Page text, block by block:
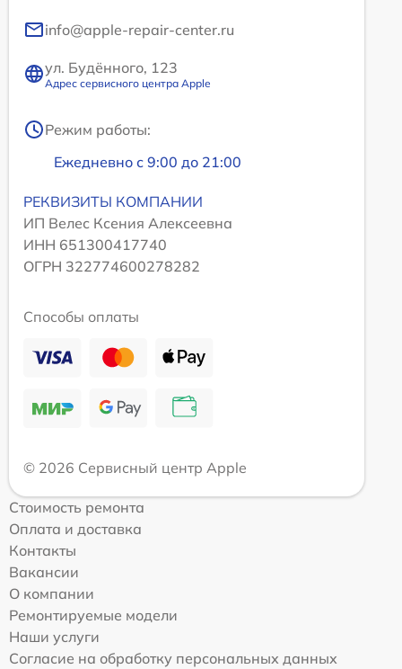
info@apple-repair-center.ru
ул. Будённого, 123
Адрес сервисного центра Apple
Режим работы:
Ежедневно с 9:00 до 21:00
РЕКВИЗИТЫ КОМПАНИИ
ИП Велес Ксения Алексеевна
ИНН 651300417740
ОГРН 322774600278282
Способы оплаты
© 2026 Сервисный центр Apple
Стоимость ремонта
Оплата и доставка
Контакты
Вакансии
О компании
Ремонтируемые модели
Наши услуги
Согласие на обработку персональных данных